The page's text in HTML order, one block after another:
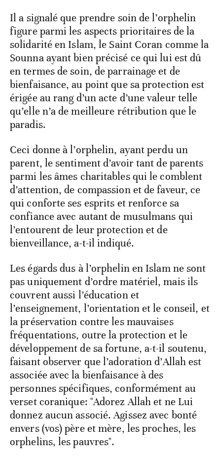
Il a signalé que prendre soin de l’orphelin
figure parmi les aspects prioritaires de la
solidarité en Islam, le Saint Coran comme la
Sounna ayant bien précisé ce qui lui est dû
en termes de soin, de parrainage et de
bienfaisance, au point que sa protection est
érigée au rang d’un acte d’une valeur telle
qu’elle n’a de meilleure rétribution que le
paradis.
Ceci donne à l’orphelin, ayant perdu un
parent, le sentiment d’avoir tant de parents
parmi les âmes charitables qui le comblent
d’attention, de compassion et de faveur, ce
qui conforte ses esprits et renforce sa
confiance avec autant de musulmans qui
l’entourent de leur protection et de
bienveillance, a-t-il indiqué.
Les égards dus à l’orphelin en Islam ne sont
pas uniquement d’ordre matériel, mais ils
couvrent aussi l’éducation et
l’enseignement, l’orientation et le conseil, et
la préservation contre les mauvaises
fréquentations, outre la protection et le
développement de sa fortune, a-t-il soutenu,
faisant observer que l’adoration d’Allah est
associée avec la bienfaisance à des
personnes spécifiques, conformément au
verset coranique: "Adorez Allah et ne Lui
donnez aucun associé. Agissez avec bonté
envers (vos) père et mère, les proches, les
orphelins, les pauvres".